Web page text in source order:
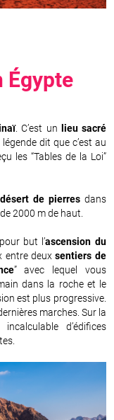
Égypte
. C’est un
lieu sacré
dit que c’est au
les “Tables de la Loi”
désert de pierresdans
2000 m de haut.
but l’ascension du
entre deuxsentiers de
” avec lequel vous
dans la roche et le
est plus progressive.
marches. Sur la
d’édifices